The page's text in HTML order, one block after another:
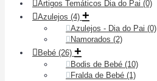
Artigos Temáticos Dia do Pai (0)
Azulejos (4) +
Azulejos - Dia do Pai (0)
Namorados (2)
Bebé (26) +
Bodis de Bebé (10)
Fralda de Bebé (1)